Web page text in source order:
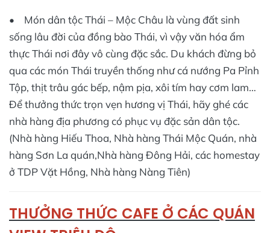
• Món dân tộc Thái – Mộc Châu là vùng đất sinh
sống lâu đời của đồng bào Thái, vì vậy văn hóa ẩm
thực Thái nơi đây vô cùng đặc sắc. Du khách đừng bỏ
qua các món Thái truyền thống như cá nướng Pa Pỉnh
Tộp, thịt trâu gác bếp, nậm pịa, xôi tím hay cơm lam…
Để thưởng thức trọn vẹn hương vị Thái, hãy ghé các
nhà hàng địa phương có phục vụ đặc sản dân tộc.
(Nhà hàng Hiếu Thoa, Nhà hàng Thái Mộc Quán, nhà
hàng Sơn La quán,Nhà hàng Đông Hải, các homestay
ở TDP Vặt Hồng, Nhà hàng Nàng Tiên)
THƯỞNG THỨC CAFE Ở CÁC QUÁN